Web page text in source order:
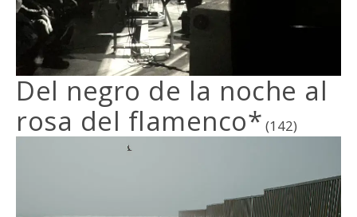
Del negro de la noche al
rosa del flamenco* (142)